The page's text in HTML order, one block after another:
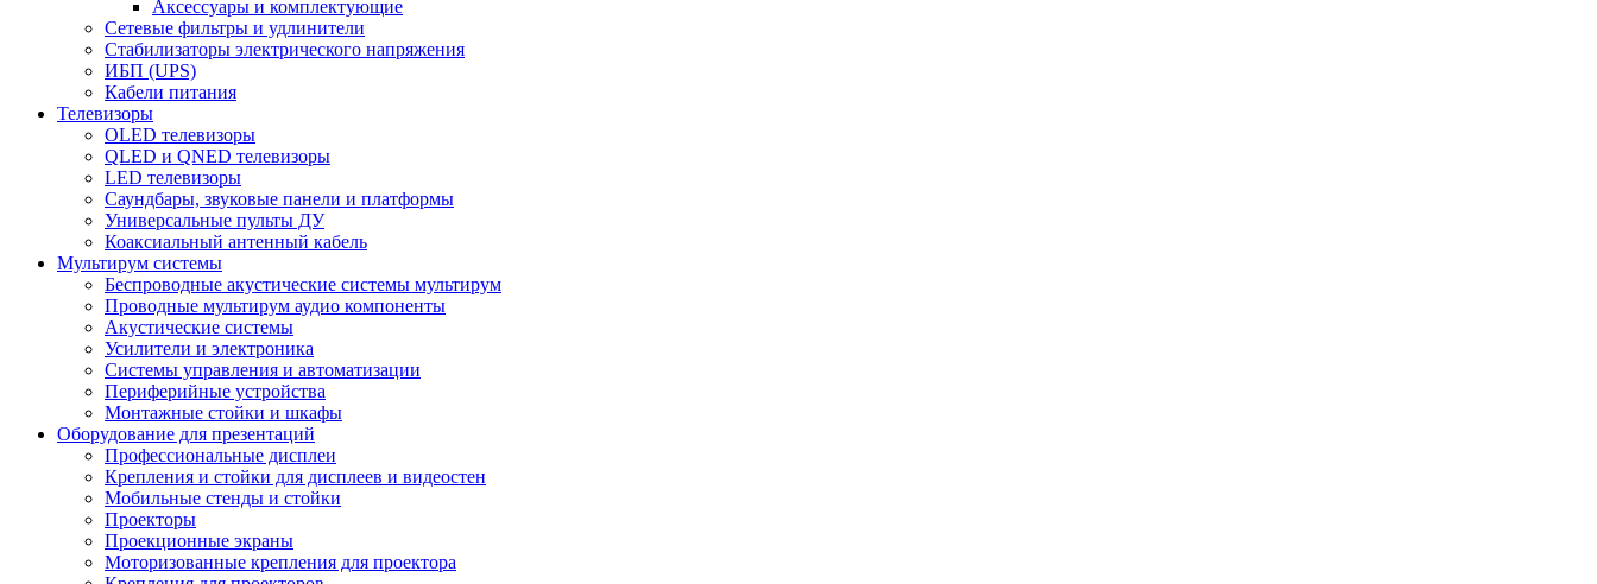
Аксессуары и комплектующие
Сетевые фильтры и удлинители
Стабилизаторы электрического напряжения
ИБП (UPS)
Кабели питания
Телевизоры
OLED телевизоры
QLED и QNED телевизоры
LED телевизоры
Саундбары, звуковые панели и платформы
Универсальные пульты ДУ
Коаксиальный антенный кабель
Мультирум системы
Беспроводные акустические системы мультирум
Проводные мультирум аудио компоненты
Акустические системы
Усилители и электроника
Системы управления и автоматизации
Периферийные устройства
Монтажные стойки и шкафы
Оборудование для презентаций
Профессиональные дисплеи
Крепления и стойки для дисплеев и видеостен
Мобильные стенды и стойки
Проекторы
Проекционные экраны
Моторизованные крепления для проектора